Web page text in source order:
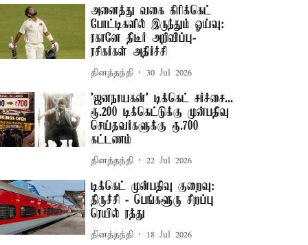
அனைத்து வகை கிரிக்கெட்
போட்டிகளில் இருந்தும் ஓய்வு:
ரகானே திடீர் அறிவிப்பு-
ரசிகர்கள் அதிர்ச்சி
தினத்தந்தி 30 Jul 2026
'ஜனநாயகன்' டிக்கெட் சர்ச்சை...
ரூ.200 டிக்கெட்டுக்கு முன்பதிவு
செய்தவர்களுக்கு ரூ.700
கட்டணம்
தினத்தந்தி 22 Jul 2026
டிக்கெட் முன்பதிவு குறைவு:
திருச்சி - பெங்களூரு சிறப்பு
ரெயில் ரத்து
தினத்தந்தி 18 Jul 2026